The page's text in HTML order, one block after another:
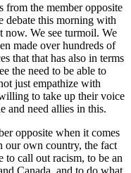
from the member opposite
debate this morning with
now. We see turmoil. We
made over hundreds of
that that has also in terms
the need to be able to
just empathize with
to take up their voice
and need allies in this.
opposite when it comes
our own country, the fact
to call out racism, to be an
Canada, and to do what